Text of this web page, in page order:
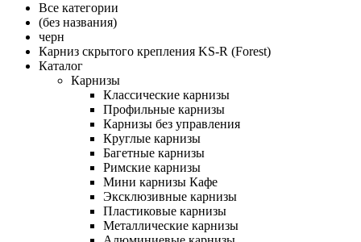
Все категории
(без названия)
черн
Карниз скрытого крепления KS-R (Forest)
Каталог
Карнизы
Классические карнизы
Профильные карнизы
Карнизы без управления
Круглые карнизы
Багетные карнизы
Римские карнизы
Мини карнизы Кафе
Эксклюзивные карнизы
Пластиковые карнизы
Металлические карнизы